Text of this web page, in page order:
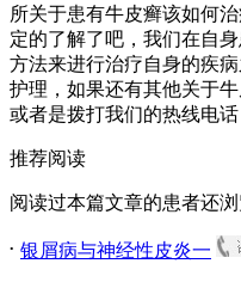
所关于患有牛皮癣该如何
定的了解了吧，我们在自
方法来进行治疗自身的疾
护理，如果还有其他关于
或者是拨打我们的热线电
推荐阅读
阅读过本篇文章的患者还浏
. 银屑病与神经性皮炎一